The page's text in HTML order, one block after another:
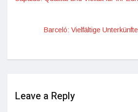
Barceló: Vielfältige
Leave a Reply